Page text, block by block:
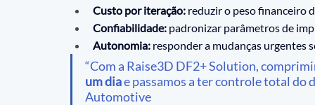
Custo por iteração: reduzir o peso financeiro
Confiabilidade: padronizar parâmetros de
Autonomia: responder a mudanças urgentes
“Com a Raise3D DF2+ Solution,
um dia e passamos a ter controle total do
Automotive